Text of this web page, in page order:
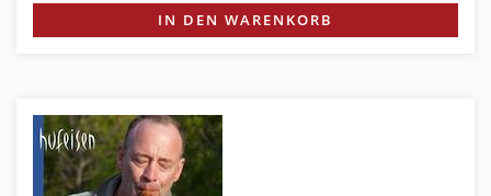
IN DEN WARENKORB